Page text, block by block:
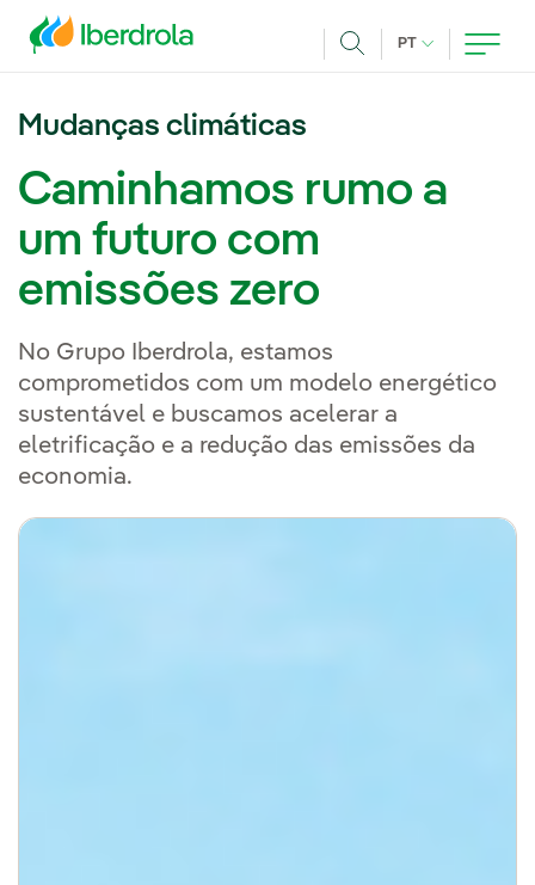
PT IDIOMA ATUAL,
Mudanças climáticas
Caminhamos rumo a
um futuro com
emissões zero
No Grupo Iberdrola, estamos
comprometidos com um modelo energético
sustentável e buscamos acelerar a
eletrificação e a redução das emissões da
economia.